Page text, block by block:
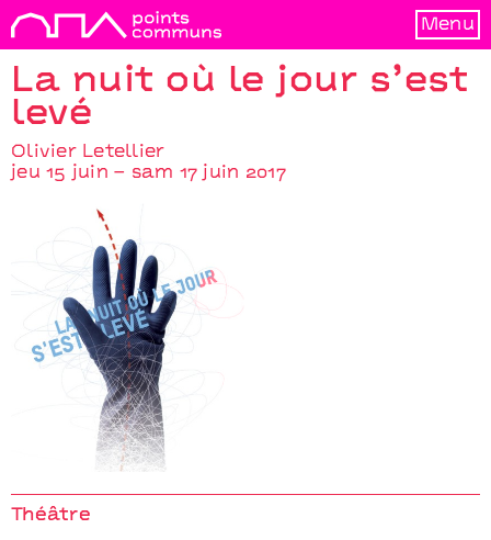
Menu
La nuit où le jour s’est
levé
Olivier Letellier
jeu 15 juin – sam 17 juin 2017
La nuit où le jour
s’est levé
Théâtre